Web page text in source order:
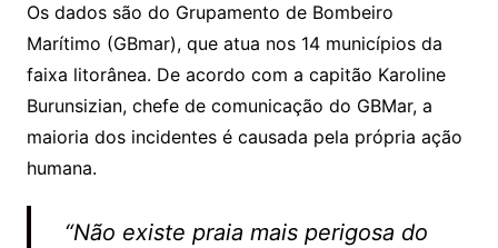
Os dados são do Grupamento de Bombeiro
Marítimo (GBmar), que atua nos 14 municípios da
faixa litorânea. De acordo com a capitão Karoline
Burunsizian, chefe de comunicação do GBMar, a
maioria dos incidentes é causada pela própria ação
humana.
“Não existe praia mais perigosa do